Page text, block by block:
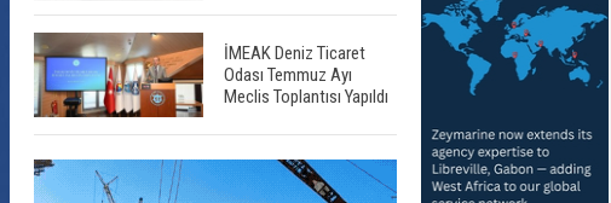
İMEAK Deniz Ticaret
Odası Temmuz Ayı
Meclis Toplantısı Yapıldı